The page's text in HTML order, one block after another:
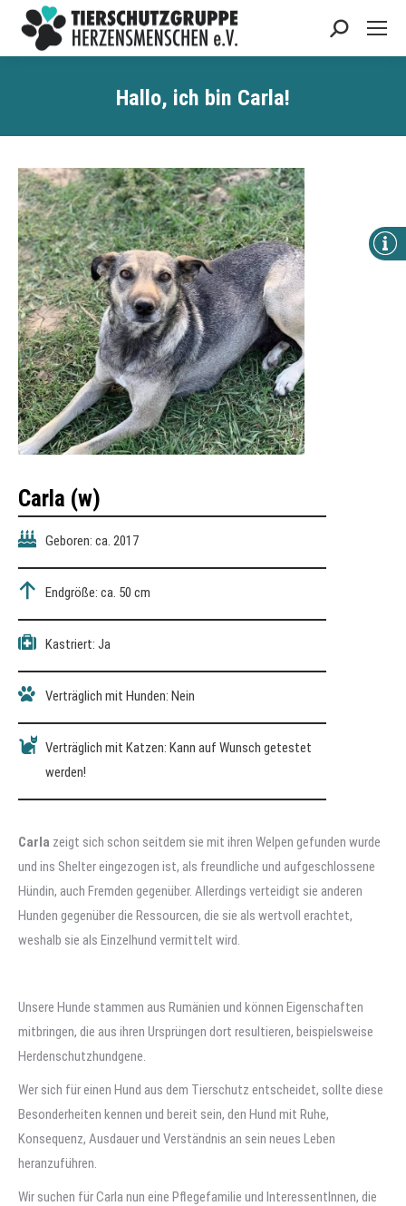
Search:
Hallo, ich bin Carla!
Carla (w)
Geboren: ca. 2017
Endgröße: ca. 50 cm
Kastriert: Ja
Verträglich mit Hunden: Nein
Verträglich mit Katzen: Kann auf Wunsch getestet
werden!
Carla zeigt sich schon seitdem sie mit ihren Welpen gefunden wurde
und ins Shelter eingezogen ist, als freundliche und aufgeschlossene
Hündin, auch Fremden gegenüber. Allerdings verteidigt sie anderen
Hunden gegenüber die Ressourcen, die sie als wertvoll erachtet,
weshalb sie als Einzelhund vermittelt wird.
Unsere Hunde stammen aus Rumänien und können Eigenschaften
mitbringen, die aus ihren Ursprüngen dort resultieren, beispielsweise
Herdenschutzhundgene.
Wer sich für einen Hund aus dem Tierschutz entscheidet, sollte diese
Besonderheiten kennen und bereit sein, den Hund mit Ruhe,
Konsequenz, Ausdauer und Verständnis an sein neues Leben
heranzuführen.
Wir suchen für Carla nun eine Pflegefamilie und InteressentInnen, die